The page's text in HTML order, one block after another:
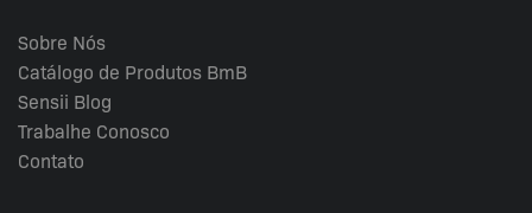
Sobre Nós
Catálogo de Produtos BmB
Sensii Blog
Trabalhe Conosco
Contato